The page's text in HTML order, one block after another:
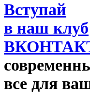
Вступай
в наш клуб
все для